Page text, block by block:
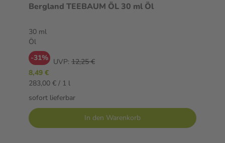
Bergland TEEBAUM ÖL 30 ml Öl
30 ml
Öl
-31% UVP: 12,25 €
8,49 €
283,00 € / 1 l
sofort lieferbar
In den Warenkorb